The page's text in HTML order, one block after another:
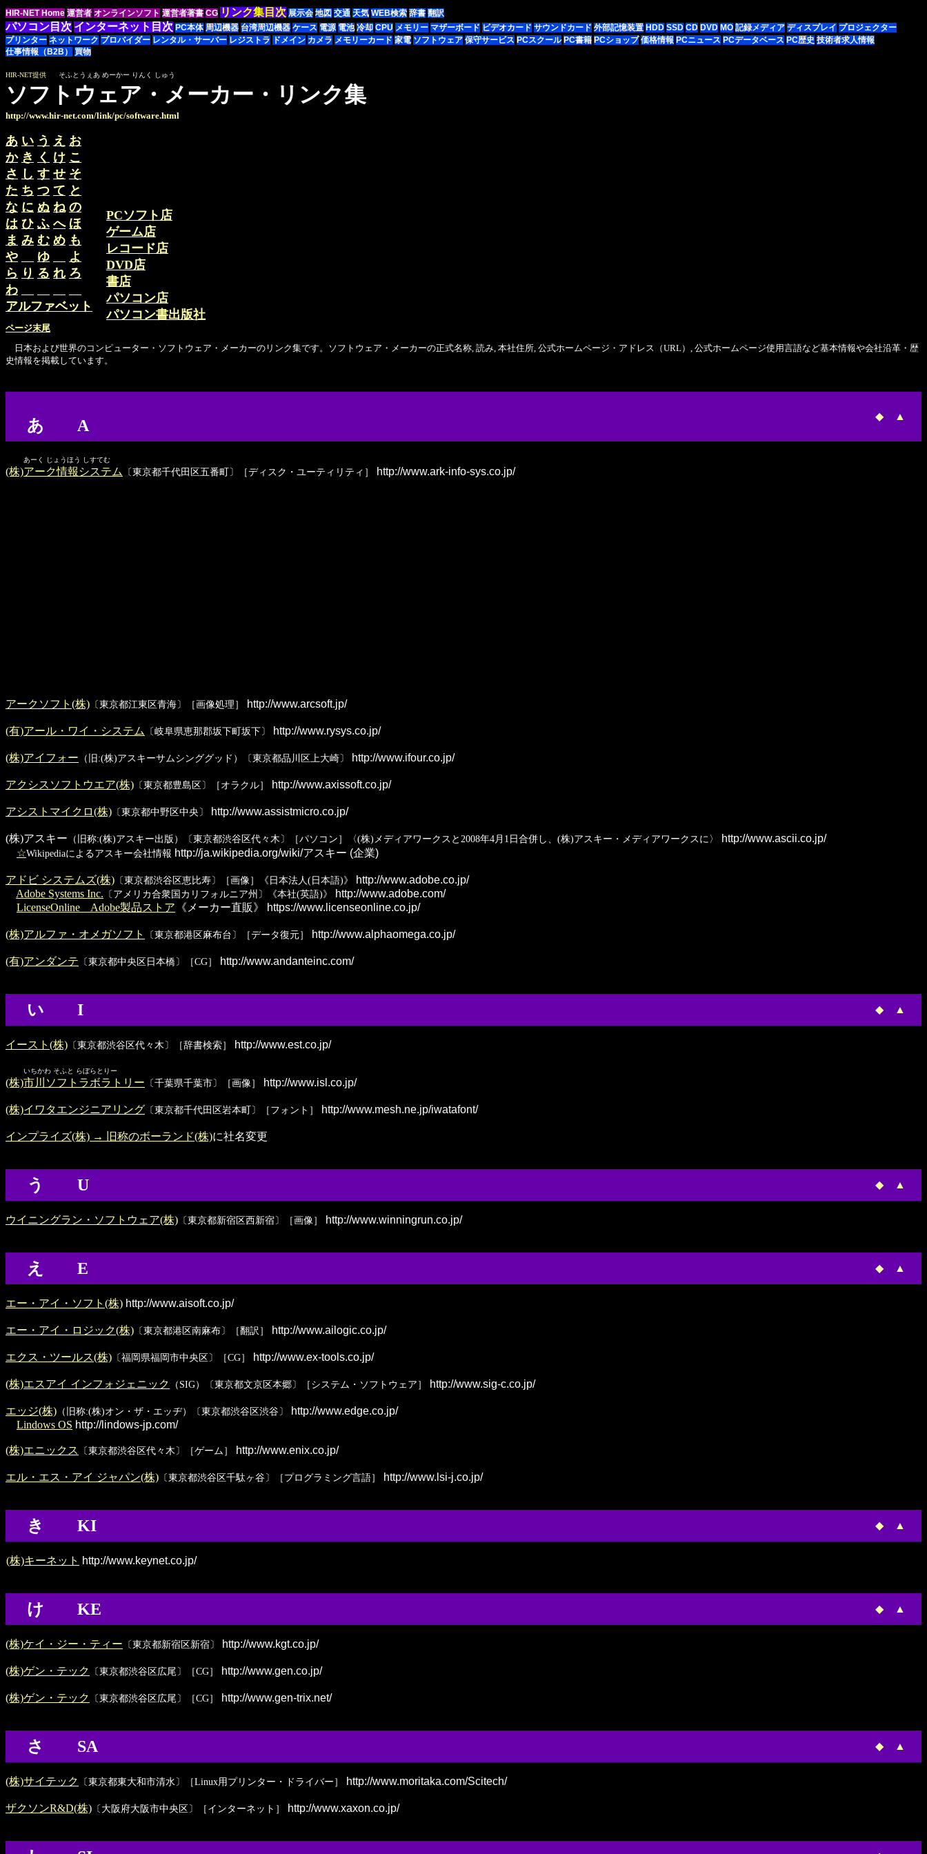
HIR-NET Home 運営者 オンラインソフト 運営者著書 CG リンク集目次 展示会 地図 交通 天気 WEB検索 辞書 翻訳
パソコン目次 インターネット目次 PC本体 周辺機器 台湾周辺機器 ケース 電源 電池 冷却 CPU メモリー マザーボード ビデオカード サウンドカード 外部記憶装置 HDD SSD CD DVD MO 記録メディア ディスプレイ プロジェクター
プリンター ネットワーク プロバイダー レンタル・サーバー レジストラ ドメイン カメラ メモリーカード 家電 ソフトウェア 保守サービス PCスクール PC書籍 PCショップ 価格情報 PCニュース PCデータベース PC歴史 技術者求人情報
仕事情報（B2B）
買物
HIR-NET提供 そふとうぇあ めーかー りんく しゅう
ソフトウェア・メーカー・リンク集
http://www.hir-net.com/link/pc/software.html
あ い う え お
か き く け こ
さ し す せ そ
た ち つ て と
な に ぬ ね の
は ひ ふ へ ほ
ま み む め も
や
ゆ
よ
ら り る れ ろ
わ
アルファベット
ページ末尾
PCソフト店
ゲーム店
レコード店
DVD店
書店
パソコン店
パソコン書出版社
日本および世界のコンピューター・ソフトウェア・メーカーのリンク集です。ソフトウェア・メーカーの正式名称, 読み, 本社住所, 公式ホームページ・アドレス（URL）, 公式ホームページ使用言語など基本情報や会社沿革・歴
史情報を掲載しています。
あ A
◆ ▲
あーく じょうほう しすてむ
(株)アーク情報システム 〔東京都千代田区五番町〕［ディスク・ユーティリティ］ http://www.ark-info-sys.co.jp/
アークソフト(株) 〔東京都江東区青海〕［画像処理］ http://www.arcsoft.jp/
(有)アール・ワイ・システム 〔岐阜県恵那郡坂下町坂下〕 http://www.rysys.co.jp/
(株)アイフォー （旧:(株)アスキーサムシンググッド）〔東京都品川区上大崎〕 http://www.ifour.co.jp/
アクシスソフトウエア(株) 〔東京都豊島区〕［オラクル］ http://www.axissoft.co.jp/
アシストマイクロ(株) 〔東京都中野区中央〕 http://www.assistmicro.co.jp/
(株)アスキー （旧称:(株)アスキー出版）〔東京都渋谷区代々木〕［パソコン］〈(株)メディアワークスと2008年4月1日合併し、(株)アスキー・メディアワークスに〉
http://www.ascii.co.jp/
☆Wikipediaによるアスキー会社情報 http://ja.wikipedia.org/wiki/アスキー (企業)
アドビ システムズ(株) 〔東京都渋谷区恵比寿〕［画像］《日本法人(日本語)》
http://www.adobe.co.jp/
Adobe Systems Inc. 〔アメリカ合衆国カリフォルニア州〕《本社(英語)》
http://www.adobe.com/
LicenseOnline Adobe製品ストア
《メーカー直販》 https://www.licenseonline.co.jp/
(株)アルファ・オメガソフト 〔東京都港区麻布台〕［データ復元］ http://www.alphaomega.co.jp/
(有)アンダンテ 〔東京都中央区日本橋〕［CG］ http://www.andanteinc.com/
い I ◆ ▲
イースト(株) 〔東京都渋谷区代々木〕［辞書検索］ http://www.est.co.jp/
いちかわ そふと らぼらとりー
(株)市川ソフトラボラトリー 〔千葉県千葉市〕［画像］ http://www.isl.co.jp/
(株)イワタエンジニアリング 〔東京都千代田区岩本町〕［フォント］ http://www.mesh.ne.jp/iwatafont/
インプライズ(株) → 旧称のボーランド(株)に社名変更
う U ◆ ▲
ウイニングラン・ソフトウェア(株) 〔東京都新宿区西新宿〕［画像］ http://www.winningrun.co.jp/
え E ◆ ▲
エー・アイ・ソフト(株) http://www.aisoft.co.jp/
エー・アイ・ロジック(株) 〔東京都港区南麻布〕［翻訳］ http://www.ailogic.co.jp/
エクス・ツールス(株) 〔福岡県福岡市中央区〕［CG］ http://www.ex-tools.co.jp/
(株)エスアイ インフォジェニック （SIG）〔東京都文京区本郷〕［システム・ソフトウェア］ http://www.sig-c.co.jp/
エッジ(株) （旧称:(株)オン・ザ・エッヂ）〔東京都渋谷区渋谷〕
http://www.edge.co.jp/
Lindows OS http://lindows-jp.com/
(株)エニックス 〔東京都渋谷区代々木〕［ゲーム］ http://www.enix.co.jp/
エル・エス・アイ ジャパン(株) 〔東京都渋谷区千駄ヶ谷〕［プログラミング言語］ http://www.lsi-j.co.jp/
き KI ◆ ▲
(株)キーネット http://www.keynet.co.jp/
け KE ◆ ▲
(株)ケイ・ジー・ティー 〔東京都新宿区新宿〕 http://www.kgt.co.jp/
(株)ゲン・テック 〔東京都渋谷区広尾〕［CG］ http://www.gen.co.jp/
(株)ゲン・テック 〔東京都渋谷区広尾〕［CG］ http://www.gen-trix.net/
さ SA ◆ ▲
(株)サイテック 〔東京都東大和市清水〕［Linux用プリンター・ドライバー］ http://www.moritaka.com/Scitech/
ザクソンR&D(株) 〔大阪府大阪市中央区〕［インターネット］ http://www.xaxon.co.jp/